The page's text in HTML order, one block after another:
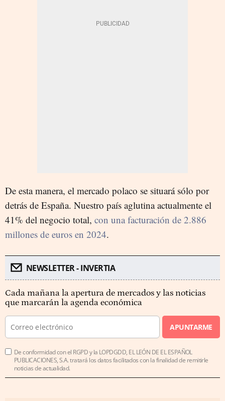
De esta manera, el mercado polaco se situará sólo por
detrás de España. Nuestro país aglutina actualmente el
41% del negocio total, con una facturación de 2.886
millones de euros en 2024.
NEWSLETTER - INVERTIA
Cada mañana la apertura de mercados y las noticias
que marcarán la agenda económica
APUNTARME
De conformidad con el RGPD y la LOPDGDD, EL LEÓN DE EL ESPAÑOL
PUBLICACIONES, S.A. tratará los datos facilitados con la finalidad de remitirle
noticias de actualidad.